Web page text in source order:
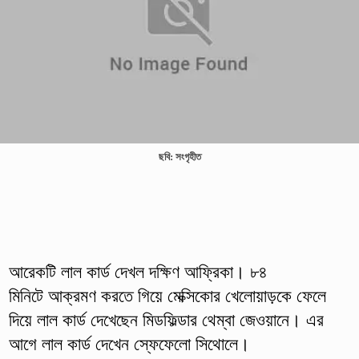
ছবি: সংগৃহীত
আরেকটি লাল কার্ড দেখল দক্ষিণ আফ্রিকা। ৮৪
মিনিটে আক্রমণ করতে গিয়ে মেক্সিকোর খেলোয়াড়কে ফেলে
দিয়ে লাল কার্ড দেখেছেন মিডফিল্ডার থেম্বা জেওয়ানে। এর
আগে লাল কার্ড দেখেন স্ফেফেলো সিথোলে।